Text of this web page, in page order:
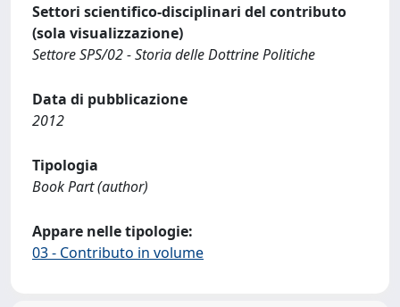
Settori scientifico-disciplinari del contributo
(sola visualizzazione)
Settore SPS/02 - Storia delle Dottrine Politiche
Data di pubblicazione
2012
Tipologia
Book Part (author)
Appare nelle tipologie:
03 - Contributo in volume